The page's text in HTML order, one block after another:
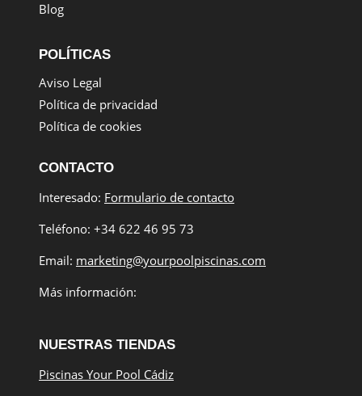
Blog
POLÍTICAS
Aviso Legal
Política de privacidad
Política de cookies
CONTACTO
Interesado: Formulario de contacto
Teléfono: +34 622 46 95 73
Email: marketing@yourpoolpiscinas.com
Más información:
NUESTRAS TIENDAS
Piscinas Your Pool Cádiz